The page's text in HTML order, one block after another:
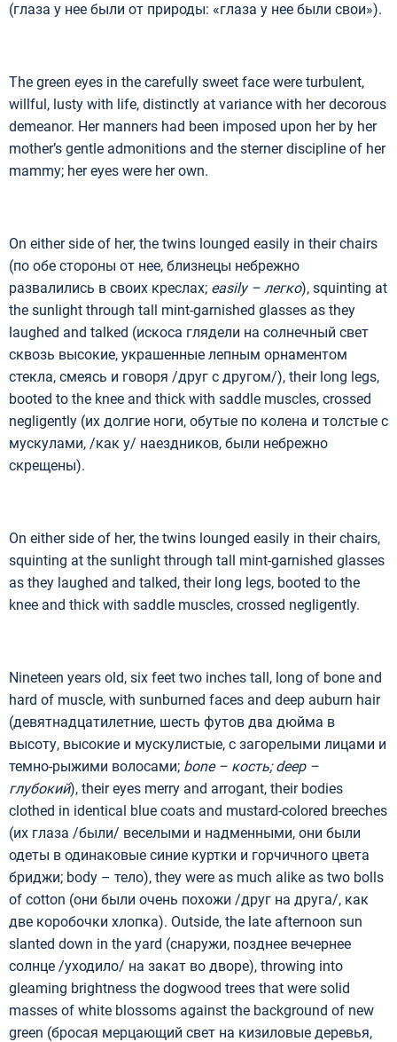
(глаза у нее были от природы: «глаза у нее были свои»).
The green eyes in the carefully sweet face were turbulent,
willful, lusty with life, distinctly at variance with her decorous
demeanor. Her manners had been imposed upon her by her
mother’s gentle admonitions and the sterner discipline of her
mammy; her eyes were her own.
On either side of her, the twins lounged easily in their chairs
(по обе стороны от нее, близнецы небрежно
развалились в своих креслах; easily – легко), squinting at
the sunlight through tall mint-garnished glasses as they
laughed and talked (искоса глядели на солнечный свет
сквозь высокие, украшенные лепным орнаментом
стекла, смеясь и говоря /друг с другом/), their long legs,
booted to the knee and thick with saddle muscles, crossed
negligently (их долгие ноги, обутые по колена и толстые с
мускулами, /как у/ наездников, были небрежно
скрещены).
On either side of her, the twins lounged easily in their chairs,
squinting at the sunlight through tall mint-garnished glasses
as they laughed and talked, their long legs, booted to the
knee and thick with saddle muscles, crossed negligently.
Nineteen years old, six feet two inches tall, long of bone and
hard of muscle, with sunburned faces and deep auburn hair
(девятнадцатилетние, шесть футов два дюйма в
высоту, высокие и мускулистые, с загорелыми лицами и
темно-рыжими волосами; bone – кость;deep –
глубокий), their eyes merry and arrogant, their bodies
clothed in identical blue coats and mustard-colored breeches
(их глаза /были/ веселыми и надменными, они были
одеты в одинаковые синие куртки и горчичного цвета
бриджи; body – тело), they were as much alike as two bolls
of cotton (они были очень похожи /друг на друга/, как
две коробочки хлопка). Outside, the late afternoon sun
slanted down in the yard (снаружи, позднее вечернее
солнце /уходило/ на закат во дворе), throwing into
gleaming brightness the dogwood trees that were solid
masses of white blossoms against the background of new
green (бросая мерцающий свет на кизиловые деревья,